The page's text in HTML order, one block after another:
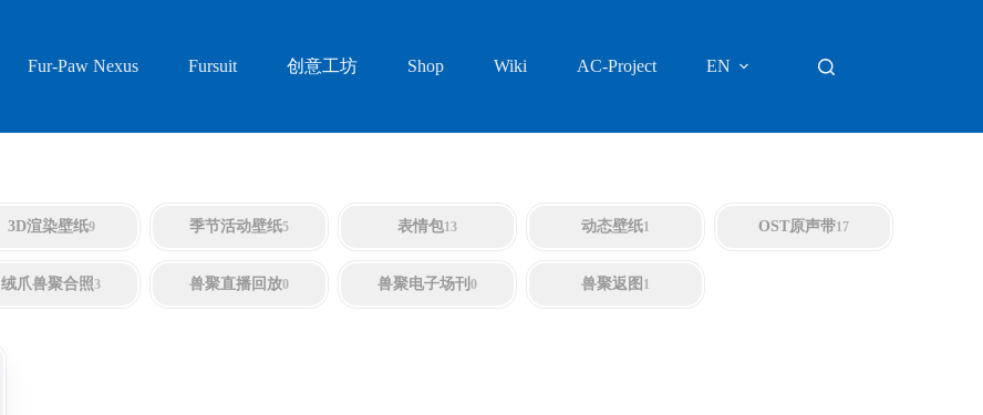
Fur-Paw Nexus Fursuit 创意工坊 Shop Wiki AC-Project EN
3D渲染壁纸9 季节活动壁纸5 表情包13 动态壁纸1 OST原声带17
绒爪兽聚合照3 兽聚直播回放0 兽聚电子场刊 0 兽聚返图 1